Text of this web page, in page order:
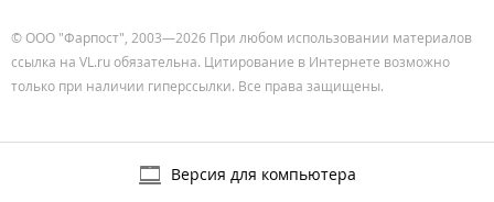
© ООО "Фарпост", 2003—2026 При любом использовании материалов
ссылка на VL.ru обязательна. Цитирование в Интернете возможно
только при наличии гиперссылки. Все права защищены.
Версия для компьютера